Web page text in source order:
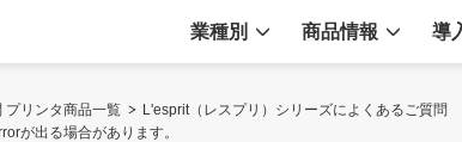
業種別 商品情報 導
プリンタ商品一覧
L'esprit（レスプリ）シリーズによくあるご質問
が出る場合があります。